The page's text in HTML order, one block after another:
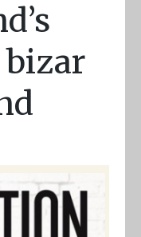
bizar